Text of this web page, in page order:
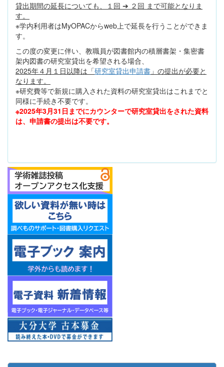
貸出期間の延長についても、１回 ➔ ２回 まで可能となりま
す。
※学内利用者はMyOPACからweb上で延長を行うことができま
す。
この度の変更に伴い、教職員が図書館内の積層書架・集密書
架内図書の研究室貸出を希望される場合、
2025年４月１日以降は「研究室貸出申請書 」の提出が必要と
なります。
※研究費等で新規に購入された資料の研究室貸出はこれまでと
同様に手続き不要です。
※2025年3月31日までにカウンターで研究室貸出をされた資料
は、申請書の提出は不要です。